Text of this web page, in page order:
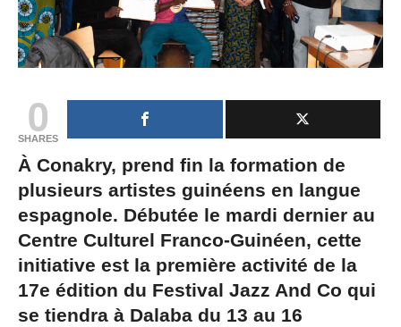
0
SHARES
À Conakry, prend fin la formation de
plusieurs artistes guinéens en langue
espagnole. Débutée le mardi dernier au
Centre Culturel Franco-Guinéen, cette
initiative est la première activité de la
17e édition du Festival Jazz And Co qui
se tiendra à Dalaba du 13 au 16